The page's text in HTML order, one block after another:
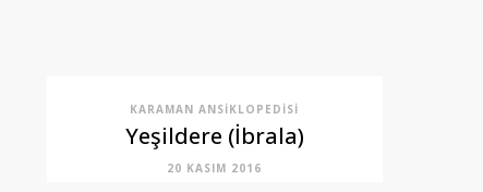
KARAMAN ANSIKLOPEDISI
Yeşildere (İbrala)
20 KASIM 2016